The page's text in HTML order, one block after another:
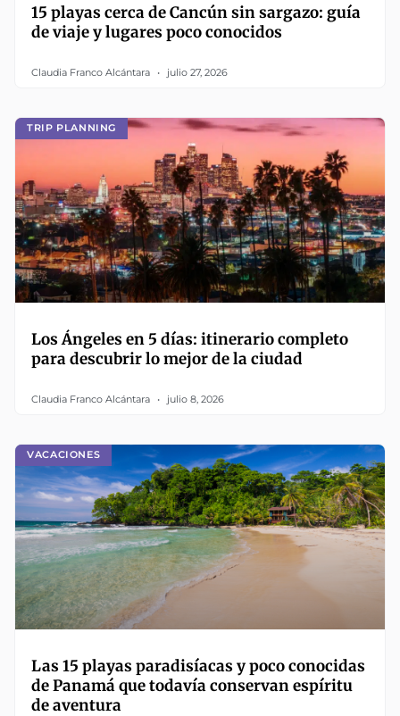
15 playas cerca de Cancún sin sargazo: guía
de viaje y lugares poco conocidos
Claudia Franco Alcántara julio 27, 2026
TRIP PLANNING
Los Ángeles en 5 días: itinerario completo
para descubrir lo mejor de la ciudad
Claudia Franco Alcántara julio 8, 2026
VACACIONES
Las 15 playas paradisíacas y poco conocidas
de Panamá que todavía conservan espíritu
de aventura